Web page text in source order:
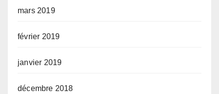
mars 2019
février 2019
janvier 2019
décembre 2018